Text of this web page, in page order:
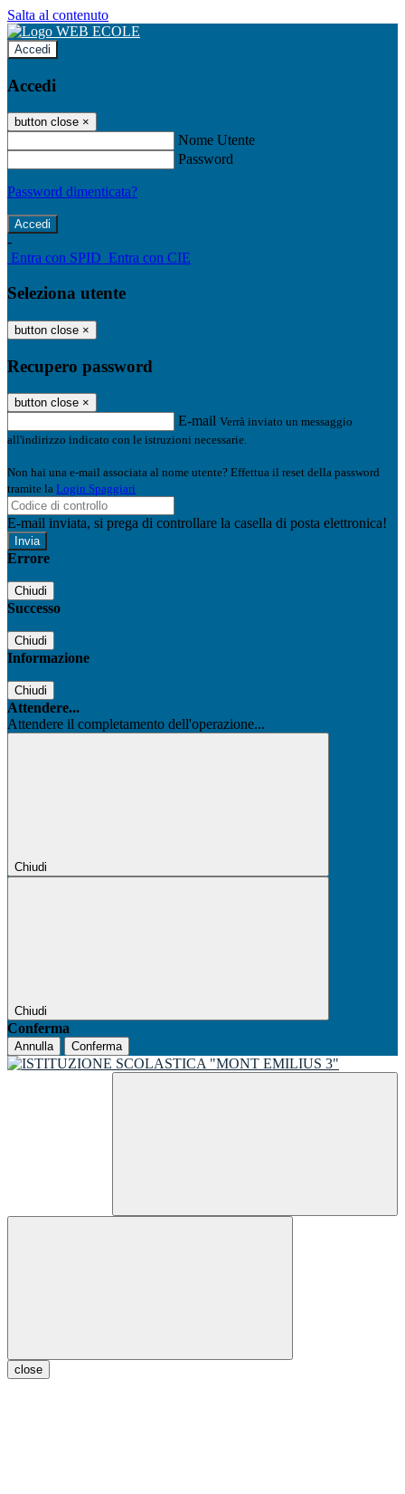
Salta al contenuto
Accedi
Accedi
button close ×
Nome Utente
Password
Password dimenticata?
-
Entra con SPID Entra con CIE
Seleziona utente
button close ×
Recupero password
button close ×
E-mail Verrà inviato un messaggio
all'indirizzo indicato con le istruzioni necessarie.
Non hai una e-mail associata al nome utente? Effettua il reset della password
tramite la Login Spaggiari
E-mail inviata, si prega di controllare la casella di posta elettronica!
Errore
Chiudi
Successo
Chiudi
Informazione
Chiudi
Attendere...
Attendere il completamento dell'operazione...
Chiudi
Chiudi
Conferma
Annulla Conferma
close